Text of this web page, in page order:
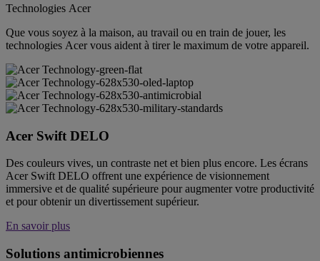
Technologies Acer
Que vous soyez à la maison, au travail ou en train de jouer, les
technologies Acer vous aident à tirer le maximum de votre appareil.
Acer Swift DELO
Des couleurs vives, un contraste net et bien plus encore. Les écrans
Acer Swift DELO offrent une expérience de visionnement
immersive et de qualité supérieure pour augmenter votre productivité
et pour obtenir un divertissement supérieur.
En savoir plus
Solutions antimicrobiennes